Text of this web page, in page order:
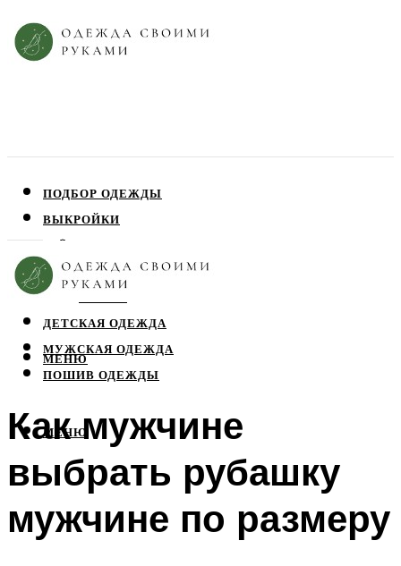
ПОДБОР ОДЕЖДЫ
ВЫКРОЙКИ
ЮБКИ
ДЕТСКАЯ ОДЕЖДА
МУЖСКАЯ ОДЕЖДА
ПОШИВ ОДЕЖДЫ
МЕНЮ
МЕНЮ
Как мужчине
выбрать рубашку
мужчине по размеру